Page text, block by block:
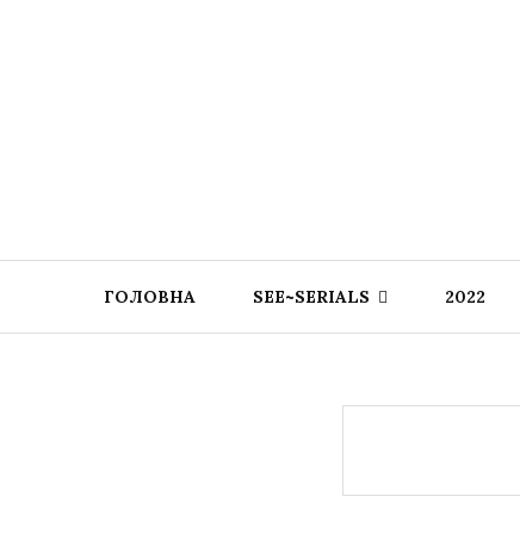
ГОЛОВНА SEE~SERIALS 2022